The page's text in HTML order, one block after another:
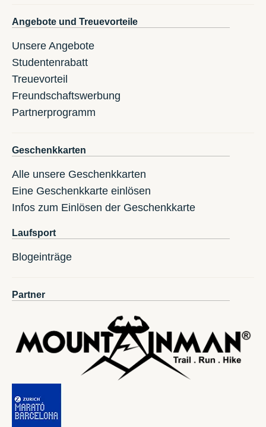
Angebote und Treuevorteile
Unsere Angebote
Studentenrabatt
Treuevorteil
Freundschaftswerbung
Partnerprogramm
Geschenkkarten
Alle unsere Geschenkkarten
Eine Geschenkkarte einlösen
Infos zum Einlösen der Geschenkkarte
Laufsport
Blogeinträge
Partner